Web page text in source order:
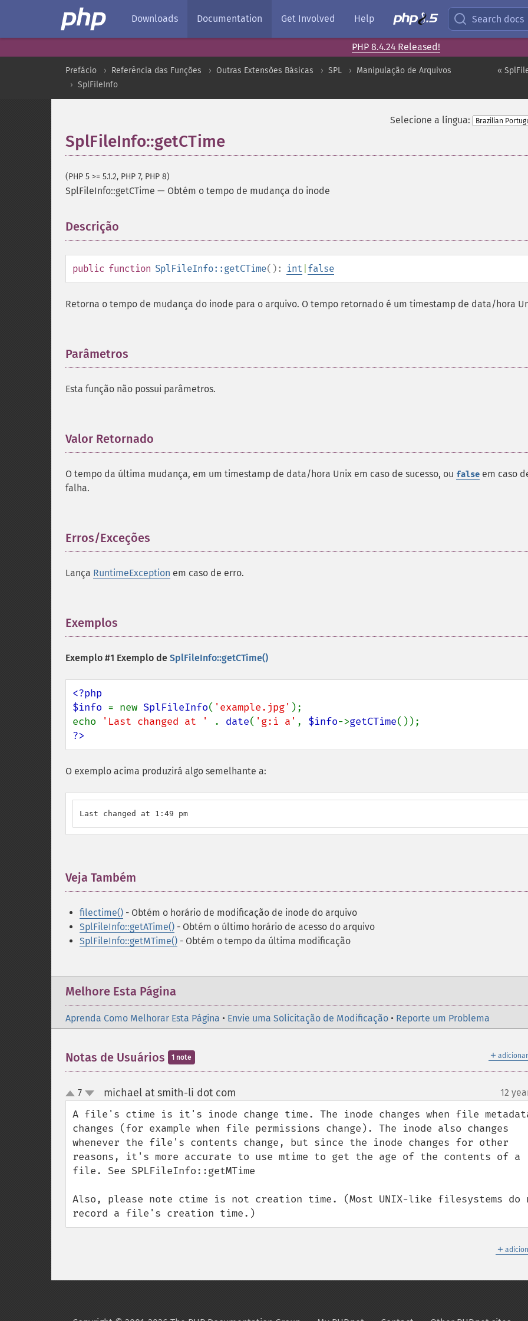
Downloads Documentation Get Involved Help Search docs
PHP 8.4.24 Released!
«
Prefácio Referência das Funções Outras Extensões Básicas SPL
Manipulação de Arquivos
SplFileInfo
Selecione a língua:
SplFileInfo::getCTime
(PHP 5 >= 5.1.2, PHP 7, PHP 8)
SplFileInfo::getCTime — Obtém o tempo de mudança do inode
Descrição
public function SplFileInfo::getCTime(): int false
Retorna o tempo de mudança do inode para o arquivo. O tempo retornado é um timestamp de data/hora
Parâmetros
Esta função não possui parâmetros.
Valor Retornado
O tempo da última mudança, em um timestamp de data/hora Unix em caso de sucesso, ou false em caso
falha.
Erros/Exceções
Lança RuntimeException em caso de erro.
Exemplos
Exemplo #1 Exemplo de SplFileInfo::getCTime()
<?php
$info = new SplFileInfo( 'example.jpg' );
echo
'Last changed at ' . date( 'g:i a' , $info->getCTime
?>
O exemplo acima produzirá algo semelhante a:
Last changed at 1:49 pm
Veja Também
filectime() - Obtém o horário de modificação de inode do arquivo
SplFileInfo::getATime() - Obtém o último horário de acesso do arquivo
SplFileInfo::getMTime() - Obtém o tempo da última modificação
Melhore Esta Página
Aprenda Como Melhorar Esta Página • Envie uma Solicitação de Modificação • Reporte um Problema
＋
Notas de Usuários 1 note
up
down
7 michael at smith-li dot com 12
A file's ctime is it's inode change time. The inode changes when file
changes (for example when file permissions change). The inode also changes
whenever the file's contents change, but since the inode changes for other
reasons, it's more accurate to use mtime to get the age of the contents of a
file. See SPLFileInfo::getMTime
Also, please note ctime is not creation time. (Most UNIX-like filesystems do
record a file's creation time.)
＋